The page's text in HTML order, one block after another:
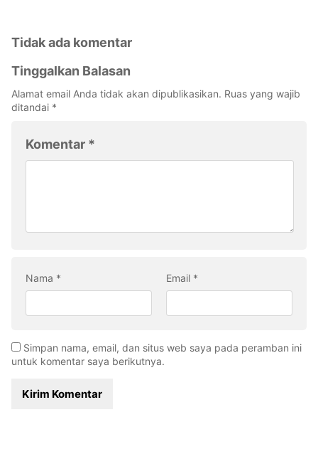
Tidak ada komentar
Tinggalkan Balasan
Alamat email Anda tidak akan dipublikasikan. Ruas yang wajib
ditandai *
Komentar *
Nama * Email *
Simpan nama, email, dan situs web saya pada peramban ini
untuk komentar saya berikutnya.